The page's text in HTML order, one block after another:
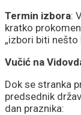
Termin izbora:
kratko
„izbori biti nešto
Vučić na
Dok se stranka
predsednik
dan praznika: